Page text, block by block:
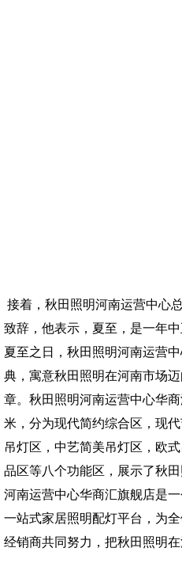
接着，秋田照明河南运营中心
致辞，他表示，夏至，是一年
夏至之日，秋田照明河南运营
典，寓意秋田照明在河南市场
章。秋田照明河南运营中心华
米，分为现代简约综合区，现
吊灯区，中艺简美吊灯区，欧
品区等八个功能区，展示了秋
河南运营中心华商汇旗舰店是
一站式家居照明配灯平台，为
经销商共同努力，把秋田照明在